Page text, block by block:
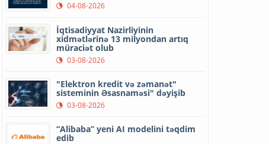
04-08-2026
İqtisadiyyat Nazirliyinin
xidmətlərinə 13 milyondan artıq
müraciət olub
03-08-2026
"Elektron kredit və zəmanət"
sisteminin Əsasnaməsi" dəyişib
03-08-2026
“Alibaba” yeni AI modelini təqdim
edib